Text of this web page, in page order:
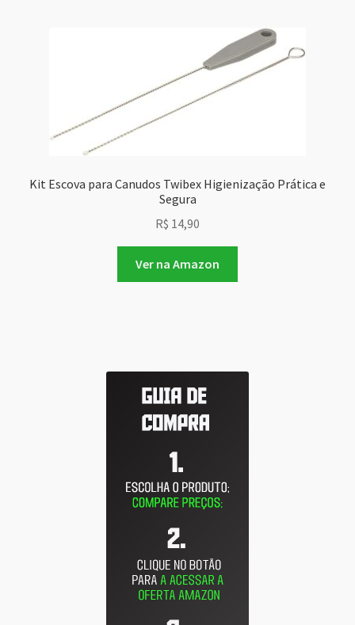
Kit Escova para Canudos Twibex Higienização Prática e
Segura
R$ 14,90
Ver na Amazon